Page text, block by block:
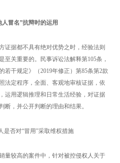
冒名”抗辩时的运用
证据都不具有绝对优势之时，经验法则
至关重要的。民事诉讼法解释第105条，
若干规定》（2019年修正）第85条第2款
法定程序，全面、客观地审核证据，依
运用逻辑推理和日常生活经验，对证据
断，并公开判断的理由和结果。
是否对“冒用”采取维权措施
量较高的案件中，针对被控侵权人关于